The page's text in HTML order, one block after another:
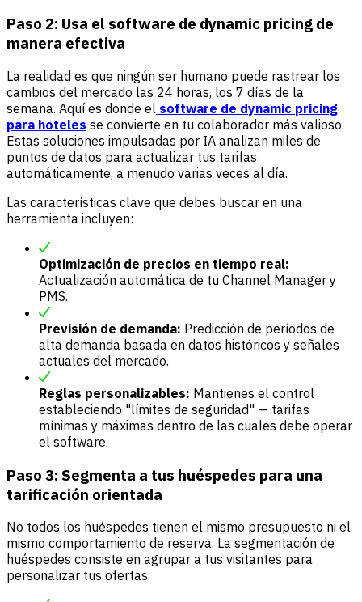
Paso 2: Usa el software de dynamic pricing de
manera efectiva
La realidad es que ningún ser humano puede rastrear los
cambios del mercado las 24 horas, los 7 días de la
semana. Aquí es donde el software de dynamic pricing
para hoteles se convierte en tu colaborador más valioso.
Estas soluciones impulsadas por IA analizan miles de
puntos de datos para actualizar tus tarifas
automáticamente, a menudo varias veces al día.
Las características clave que debes buscar en una
herramienta incluyen:
Optimización de precios en tiempo real:
Actualización automática de tu Channel Manager y
PMS.
Previsión de demanda: Predicción de períodos de
alta demanda basada en datos históricos y señales
actuales del mercado.
Reglas personalizables: Mantienes el control
estableciendo "límites de seguridad" — tarifas
mínimas y máximas dentro de las cuales debe operar
el software.
Paso 3: Segmenta a tus huéspedes para una
tarificación orientada
No todos los huéspedes tienen el mismo presupuesto ni el
mismo comportamiento de reserva. La segmentación de
huéspedes consiste en agrupar a tus visitantes para
personalizar tus ofertas.